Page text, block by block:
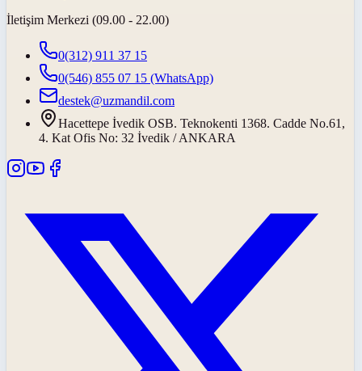
İletişim Merkezi (09.00 - 22.00)
0(312) 911 37 15
0(546) 855 07 15 (WhatsApp)
destek@uzmandil.com
Hacettepe İvedik OSB. Teknokenti 1368. Cadde No.61,
4. Kat Ofis No: 32 İvedik / ANKARA